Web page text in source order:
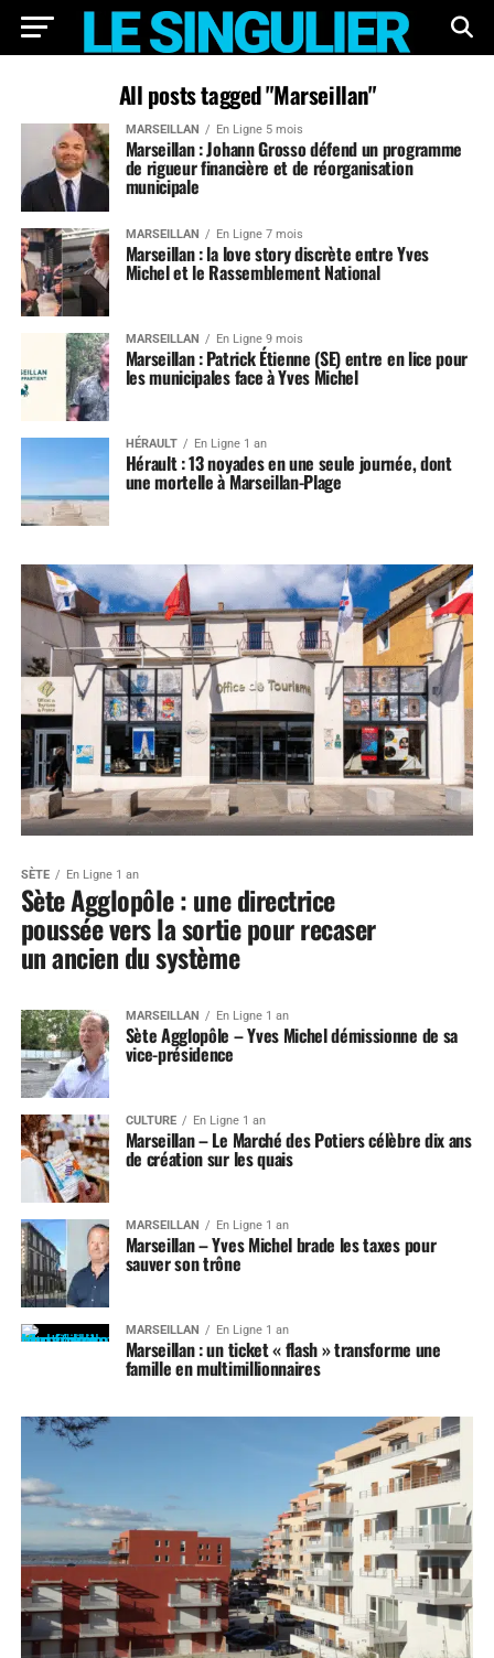
All posts tagged "Marseillan"
MARSEILLAN En Ligne 5 mois
Marseillan : Johann Grosso défend un programme
de rigueur financière et de réorganisation
municipale
MARSEILLAN En Ligne 7 mois
Marseillan : la love story discrète entre Yves
Michel et le Rassemblement National
MARSEILLAN En Ligne 9 mois
Marseillan : Patrick Étienne (SE) entre en lice pour
les municipales face à Yves Michel
HÉRAULT En Ligne 1 an
Hérault : 13 noyades en une seule journée, dont
une mortelle à Marseillan-Plage
SÈTE En Ligne 1 an
Sète Agglopôle : une directrice
poussée vers la sortie pour recaser
un ancien du système
MARSEILLAN En Ligne 1 an
Sète Agglopôle – Yves Michel démissionne de sa
vice-présidence
CULTURE En Ligne 1 an
Marseillan – Le Marché des Potiers célèbre dix ans
de création sur les quais
MARSEILLAN En Ligne 1 an
Marseillan – Yves Michel brade les taxes pour
sauver son trône
MARSEILLAN En Ligne 1 an
Marseillan : un ticket « flash » transforme une
famille en multimillionnaires